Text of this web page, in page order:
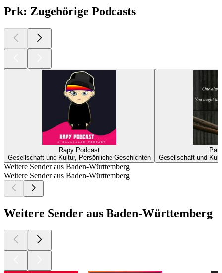
Prk: Zugehörige Podcasts
Rapy Podcast
Gesellschaft und Kultur, Persönliche Geschichten
Gesellschaft und
Weitere Sender aus Baden-Württemberg
Weitere Sender aus Baden-Württemberg
Weitere Sender aus Baden-Württemberg